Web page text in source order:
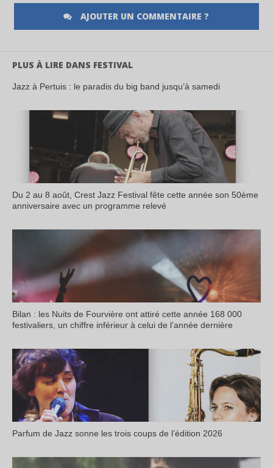
AJOUTER UN COMMENTAIRE ?
PLUS À LIRE DANS FESTIVAL
Jazz à Pertuis : le paradis du big band jusqu’à samedi
Du 2 au 8 août, Crest Jazz Festival fête cette année son 50ème
anniversaire avec un programme relevé
Bilan : les Nuits de Fourvière ont attiré cette année 168 000
festivaliers, un chiffre inférieur à celui de l’année dernière
Parfum de Jazz sonne les trois coups de l’édition 2026